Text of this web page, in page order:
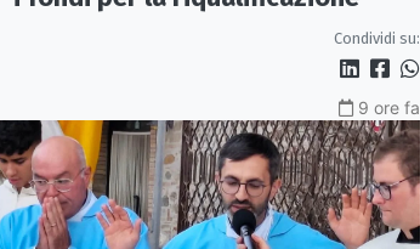
Condividi su:
9 ore fa